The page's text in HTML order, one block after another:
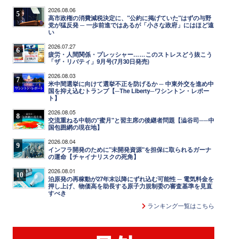
5 2026.08.06
高市政権の消費減税決定に、"公約に掲げていた"はずの与野
党が猛反発 ─ 一歩前進ではあるが「小さな政府」にはほど遠
い
6 2026.07.27
疲労・人間関係・プレッシャー……このストレスどう抜こう
「ザ・リバティ」9月号(7月30日発売)
7 2026.08.03
米中間選挙に向けて選挙不正を防げるか ─ 中東外交を進め中
国を抑え込むトランプ【─The Liberty─ワシントン・レポー
ト】
8 2026.08.05
交流重ねる中朝の"蜜月"と習主席の後継者問題【澁谷司──中
国包囲網の現在地】
9 2026.08.04
インフラ開発のために"未開発資源"を担保に取られるガーナ
の運命【チャイナリスクの死角】
10 2026.08.01
泊原発の再稼動が27年末以降にずれ込む可能性 ─ 電気料金を
押し上げ、物価高を助長する原子力規制委の審査基準を見直
すべき
ランキング一覧はこちら